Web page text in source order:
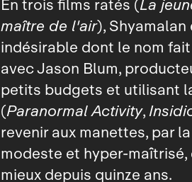
maître de l'air),
indésirable dont le nom
avec Jason Blum,
petits budgets et utilisant
(Paranormal Activity,
revenir aux manettes, par
modeste et
mieux depuis quinze ans.